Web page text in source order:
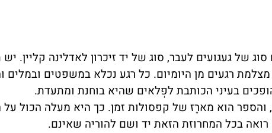
של געגועים לעבר, סוג של יד זיכרון לאדלינה קליין.
רגעים מן היומיום. כל רגע נכלא במשפטים ובמלים
בעיני הכותבת לפְלאים שהיא בוחנת ומתעדת.
הוא מארָז של קפסולות זמן. כך היא מעלה הכול
רואה בכל המחרוזת הזאת יד ושם להוריה שאינם.